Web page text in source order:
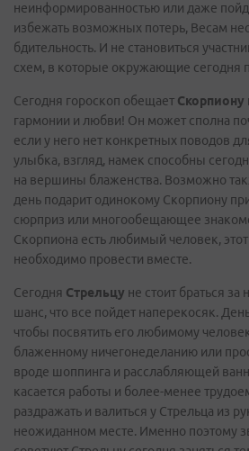
неинформированностью или даже
избежать возможных потерь, Весам
бдительность. И не становиться
схем, в которые окружающие сегодня
Сегодня гороскоп обещает Скорпиону
гармонии и любви! Он может сполна
если у него нет конкретных поводов
улыбка, взгляд, намек способны
на вершины блаженства. Возможно
день подарит одинокому Скорпиону
сюрприз или многообещающее
Скорпиона есть любимый человек,
необходимо провести вместе.
Сегодня Стрельцу не стоит браться
шанс, что все пойдет наперекосяк.
чтобы посвятить его любимому
блаженному ничегонеделанию или
вроде шоппинга и расслабляющей
касается работы и более-менее
раздражать и валиться у Стрельца из
неожиданном месте. Именно поэтому